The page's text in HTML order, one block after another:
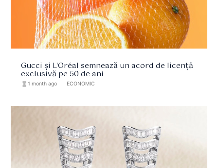
Gucci și L'Oréal semnează un acord de licență
exclusivă pe 50 de ani
hourglass_full 1 month ago ECONOMIC